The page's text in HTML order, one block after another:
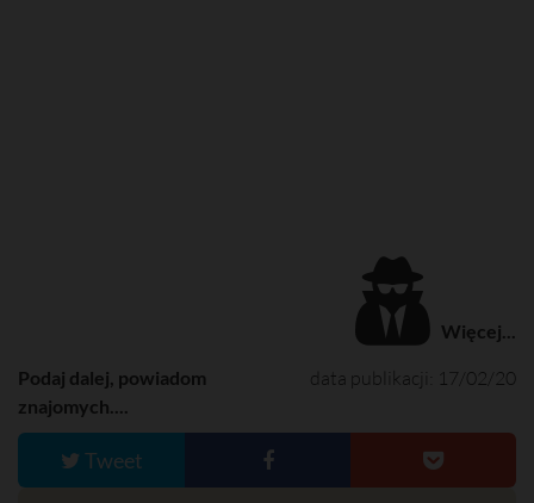
Więcej...
data publikacji: 17/02/20
Podaj dalej, powiadom
znajomych....
Tweet